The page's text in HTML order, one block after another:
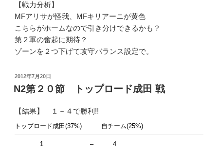
【戦力分析】
MFアリサが怪我、MFキリアーニが黄色
こちらがホームなので引き分けできるかも？
第２軍の奮起に期待？
ゾーンを２つ下げて攻守バランス設定で。
投
稿
日:
2012年7月20日
N2第２０節 トップロード成田 戦
【結果】 １－４で勝利!!
トップロード成田(37%) 自チーム(25%)
1 – 4